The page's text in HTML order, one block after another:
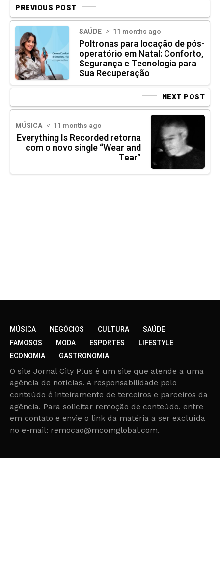
PREVIOUS POST
SAÚDE 11 months ago
Poltronas para locação de pós-
operatório em Natal: Conforto,
Segurança e Tecnologia para
Sua Recuperação
NEXT POST
MÚSICA 11 months ago
Everything Is Recorded retorna
com o novo single “Wear and
Tear”
MÚSICA NEGÓCIOS CULTURA
SAÚDE
FAMOSOS
MODA ESPORTES
LIFESTYLE
ECONOMIA
GASTRONOMIA
O site Jornal City Plus é um site que atende a uma
agência de notícias. A responsabilidade pelo
conteúdo é inteiramente de terceiros e parceiros da
agência. Para solicitar remoção de conteúdo, entre
em contato e envie o link da matéria a ser excluída
no e-mail: remocao@mcomglobal.com.